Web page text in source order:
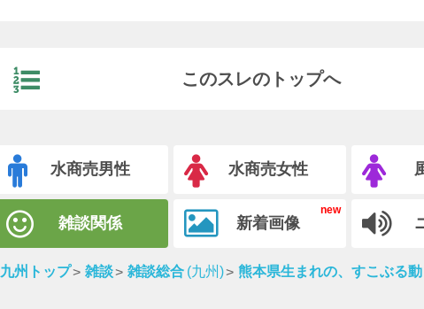
このスレのトップへ
水商売男性 水商売女性
雑談関係 新着画像
九州トップ 雑談 雑談総合 (九州) 熊本県生まれの、すこぶる